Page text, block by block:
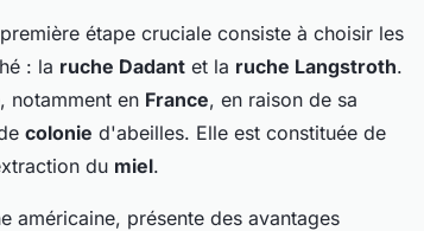
étape cruciale consiste à choisir les
: la ruche Dadant et la ruche Langstroth.
notamment en France, en raison de sa
colonie d'abeilles. Elle est constituée de
du miel.
américaine, présente des avantages